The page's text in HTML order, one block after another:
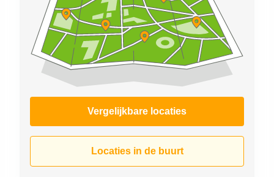
Hengelo
Bedrijfsruimte
Huren in
Nijmegen
Vergelijkbare locaties
Locaties in de buurt